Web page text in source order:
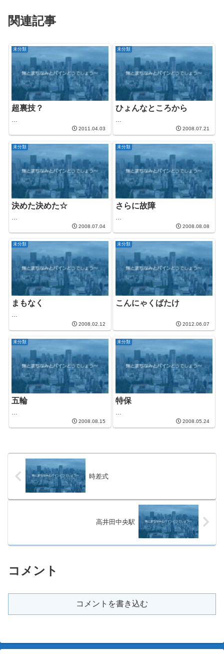
関連記事
未分類
超裏技？
2011.04.03
未分類
ひょんなところから
2008.07.21
未分類
決めた決めた☆
2008.07.04
未分類
さらに故障
2008.08.08
未分類
まもなく
...
2008.02.12
未分類
こんにゃくばたけ
2012.06.07
未分類
五輪
...
2008.08.15
未分類
特保
...
2008.05.24
時差式
高井田中央駅
コメント
コメントを書き込む